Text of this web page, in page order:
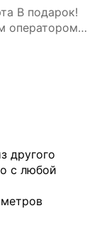
В подарок!
оператором
НЕ
другого
с любой